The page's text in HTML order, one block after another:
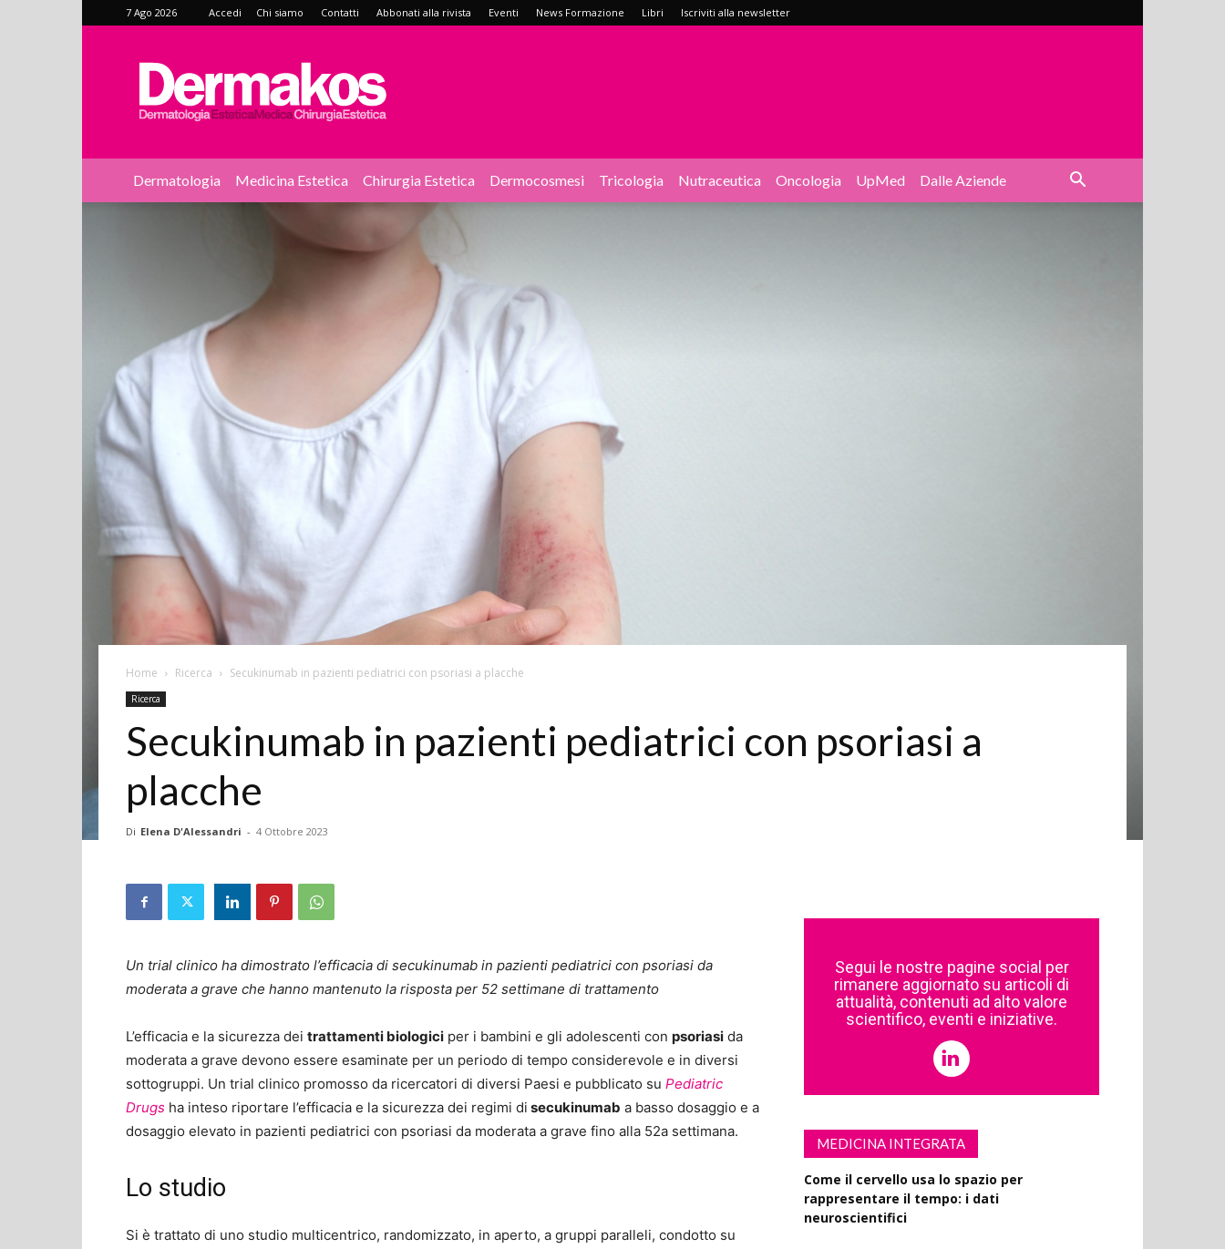
7 Ago 2026 Accedi Chi siamo Contatti Abbonati alla rivista Eventi News Formazione Libri Iscriviti alla newsletter
Dermakos
Dermatologia Medicina Estetica Chirurgia Estetica Dermocosmesi Tricologia Nutraceutica Oncologia UpMed Dalle Aziende
Home Ricerca Secukinumab in pazienti pediatrici con psoriasi a placche
Ricerca
Secukinumab in pazienti pediatrici con psoriasi a
placche
Di Elena D'Alessandri - 4 Ottobre 2023
Un trial clinico ha dimostrato l’efficacia di secukinumab in pazienti pediatrici con psoriasi da
moderata a grave che hanno mantenuto la risposta per 52 settimane di trattamento
L’efficacia e la sicurezza dei trattamenti biologici per i bambini e gli adolescenti con psoriasi da
moderata a grave devono essere esaminate per un periodo di tempo considerevole e in diversi
sottogruppi. Un trial clinico promosso da ricercatori di diversi Paesi e pubblicato su Pediatric
Drugs ha inteso riportare l’efficacia e la sicurezza dei regimi di secukinumab a basso dosaggio e a
dosaggio elevato in pazienti pediatrici con psoriasi da moderata a grave fino alla 52a settimana.
Lo studio
Si è trattato di uno studio multicentrico, randomizzato, in aperto, a gruppi paralleli, condotto su
Segui le nostre pagine social per
rimanere aggiornato su articoli di
attualità, contenuti ad alto valore
scientifico, eventi e iniziative.
MEDICINA INTEGRATA
Come il cervello usa lo spazio per
rappresentare il tempo: i dati
neuroscientifici